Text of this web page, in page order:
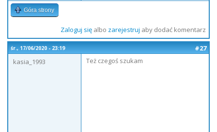
Góra strony
Zaloguj sięalbo zarejestruj aby dodać komentarz
śr., 17/06/2020 - 23:19
#27
kasia_1993
Też czegoś szukam